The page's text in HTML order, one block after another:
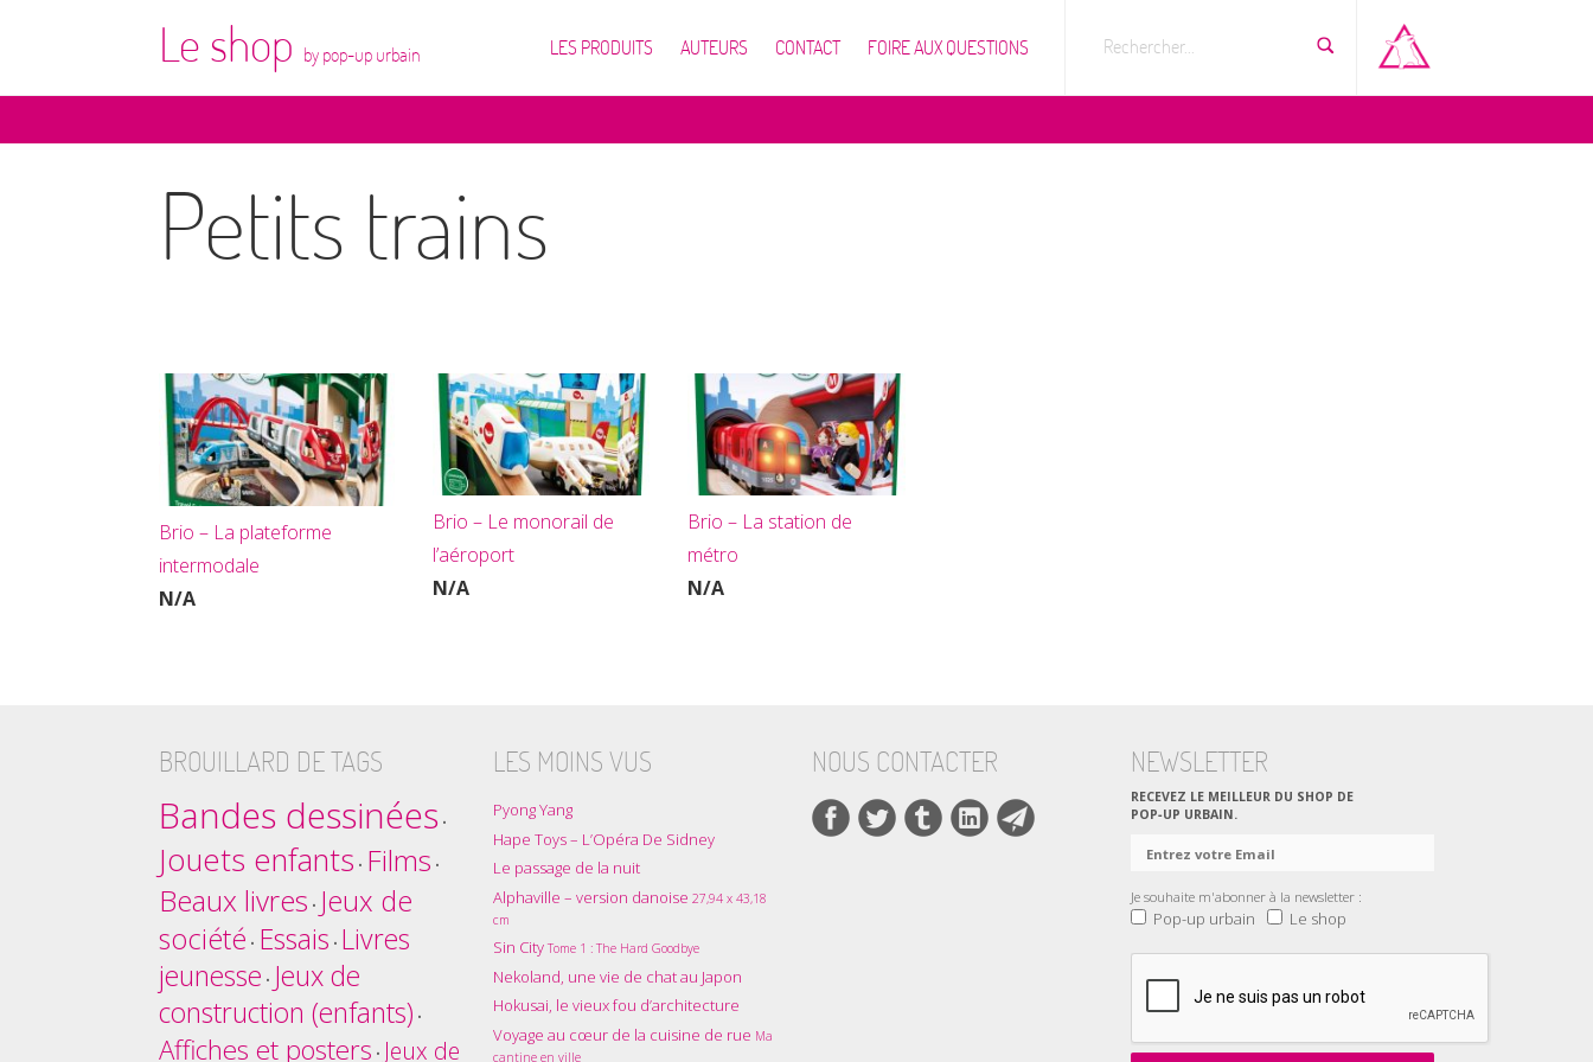
Le shop by pop-up urbain LES PRODUITS AUTEURS CONTACT FOIRE AUX QUESTIONS Rechercher...
Petits trains
Brio – La plateforme
intermodale
N/A
Brio – Le monorail de
l’aéroport
N/A
Brio – La station de
métro
N/A
BROUILLARD DE TAGS
Bandes dessinées •
Jouets enfants • Films •
Beaux livres • Jeux de
société • Essais • Livres
jeunesse • Jeux de
construction (enfants) •
Affiches et posters • Jeux de
LES MOINS VUS
Pyong Yang
Hape Toys – L’Opéra De Sidney
Le passage de la nuit
Alphaville – version danoise27,94 x 43,18
cm
Sin CityTome 1 : The Hard Goodbye
Nekoland, une vie de chat au Japon
Hokusai, le vieux fou d’architecture
Voyage au cœur de la cuisine de rue Ma
cantine en ville
NOUS CONTACTER NEWSLETTER
RECEVEZ LE MEILLEUR DU SHOP DE
POP‑UP URBAIN.
Je souhaite m'abonner à la newsletter :
Pop-up urbain Le shop